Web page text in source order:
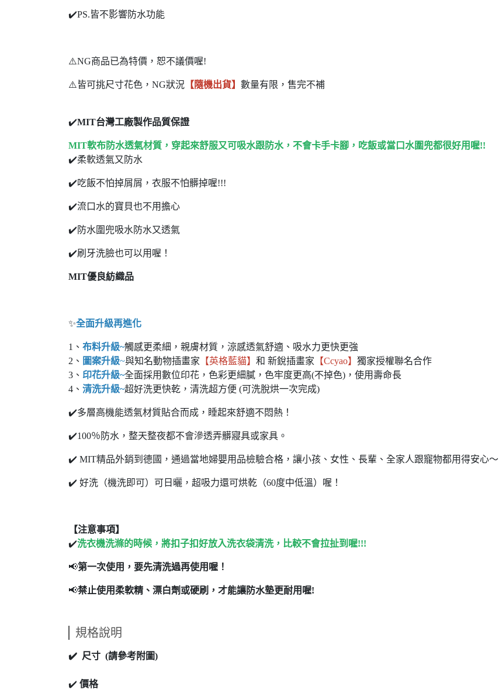
✔️PS.皆不影響防水功能
⚠️NG商品已為特價，恕不議價喔!
⚠️皆可挑尺寸花色，NG狀況 【隨機出貨】 數量有限，售完不補
✔️MIT台灣工廠製作品質保證
MIT軟布防水透氣材質，穿起來舒服又可吸水跟防水，不會卡手卡腳，吃飯或當口水圍兜都很好用喔!!
✔️柔軟透氣又防水
✔️吃飯不怕掉屑屑，衣服不怕髒掉喔!!!
✔️流口水的寶貝也不用擔心
✔️防水圍兜吸水防水又透氣
✔️刷牙洗臉也可以用喔！
MIT優良紡織品
✨全面升級再進化
1、 布料升級~觸感更柔細，親膚材質，涼感透氣舒適、吸水力更快更強
2、 圖案升級~與知名動物插畫家 【英格藍貓】 和 新銳插畫家 【Ccyao】 獨家授權聯名合作
3、 印花升級~全面採用數位印花，色彩更細膩，色牢度更高(不掉色)，使用壽命長
4、 清洗升級~超好洗更快乾，清洗超方便 (可洗脫烘一次完成)
✔️多層高機能透氣材質貼合而成，睡起來舒適不悶熱！
✔️100％防水，整天整夜都不會滲透弄髒寢具或家具。
✔️ MIT精品外銷到德國，通過當地婦嬰用品檢驗合格，讓小孩、女性、長輩、全家人跟寵物都用得安心～
✔️ 好洗（機洗即可）可日曬，超吸力還可烘乾（60度中低溫）喔！
【注意事項】
✔️洗衣機洗滌的時候，將扣子扣好放入洗衣袋清洗，比較不會拉扯到喔!!!
📢第一次使用，要先清洗過再使用喔！
📢禁止使用柔軟精、漂白劑或硬刷，才能讓防水墊更耐用喔!
規格說明
✔️ 尺寸 (請參考附圖)
✔️ 價格